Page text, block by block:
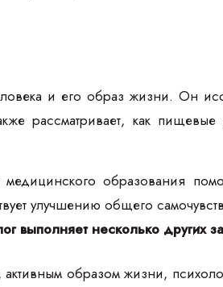
и его образ жизни. Он
рассматривает, как
образования
улучшению общего
выполняет несколько других
образом жизни,